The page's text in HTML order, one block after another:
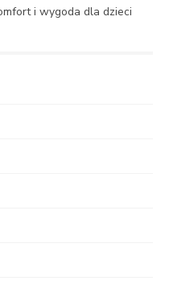
i wygoda dla dzieci